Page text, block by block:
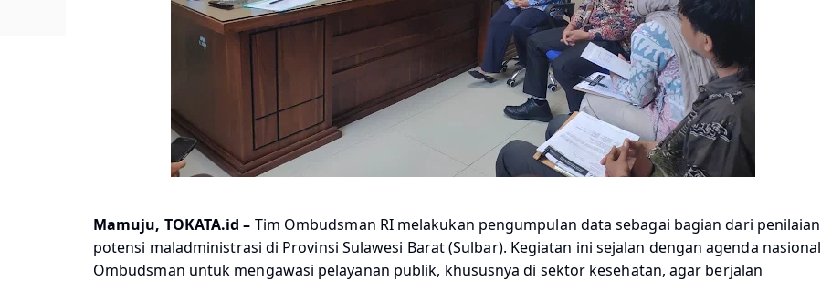
Mamuju, TOKATA.id – Tim Ombudsman RI melakukan pengumpulan data sebagai bagian dari penilaian
potensi maladministrasi di Provinsi Sulawesi Barat (Sulbar). Kegiatan ini sejalan dengan agenda nasional
Ombudsman untuk mengawasi pelayanan publik, khususnya di sektor kesehatan, agar berjalan